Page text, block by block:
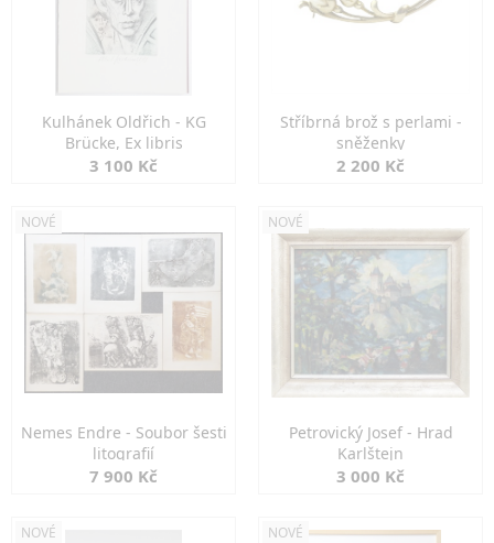
Kulhánek Oldřich - KG
Brücke, Ex libris
3 100 Kč
Stříbrná brož s perlami -
sněženky
2 200 Kč
NOVÉ
Nemes Endre - Soubor šesti
litografií
7 900 Kč
NOVÉ
Petrovický Josef - Hrad
Karlštejn
3 000 Kč
NOVÉ NOVÉ